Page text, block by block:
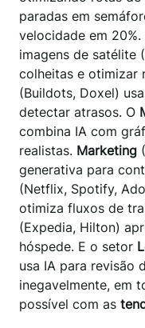
paradas em
velocidade em 20%.
imagens de satélite
colheitas e otimizar
(Buildots, Doxel)
detectar atrasos. O
combina IA com
realistas. Marketing
generativa para
(Netflix, Spotify,
otimiza fluxos de
(Expedia, Hilton)
hóspede. E o setor
usa IA para revisão
inegavelmente, em
possível com as